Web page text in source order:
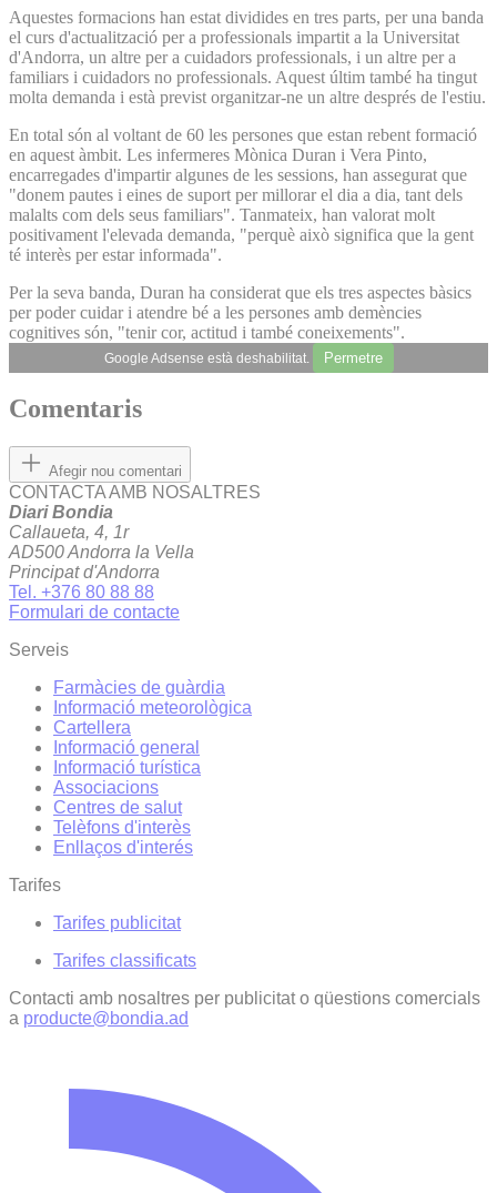
Aquestes formacions han estat dividides en tres parts, per una banda
el curs d'actualització per a professionals impartit a la Universitat
d'Andorra, un altre per a cuidadors professionals, i un altre per a
familiars i cuidadors no professionals. Aquest últim també ha tingut
molta demanda i està previst organitzar-ne un altre després de l'estiu.
En total són al voltant de 60 les persones que estan rebent formació
en aquest àmbit. Les infermeres Mònica Duran i Vera Pinto,
encarregades d'impartir algunes de les sessions, han assegurat que
"donem pautes i eines de suport per millorar el dia a dia, tant dels
malalts com dels seus familiars". Tanmateix, han valorat molt
positivament l'elevada demanda, "perquè això significa que la gent
té interès per estar informada".
Per la seva banda, Duran ha considerat que els tres aspectes bàsics
per poder cuidar i atendre bé a les persones amb demències
cognitives són, "tenir cor, actitud i també coneixements".
Google Adsense està deshabilitat. Permetre
Comentaris
Afegir nou comentari
CONTACTA AMB NOSALTRES
Diari Bondia
Callaueta, 4, 1r
AD500 Andorra la Vella
Principat d'Andorra
Tel. +376 80 88 88
Formulari de contacte
Serveis
Farmàcies de guàrdia
Informació meteorològica
Cartellera
Informació general
Informació turística
Associacions
Centres de salut
Telèfons d'interès
Enllaços d'interés
Tarifes
Tarifes publicitat
Tarifes classificats
Contacti amb nosaltres per publicitat o qüestions comercials
a producte@bondia.ad